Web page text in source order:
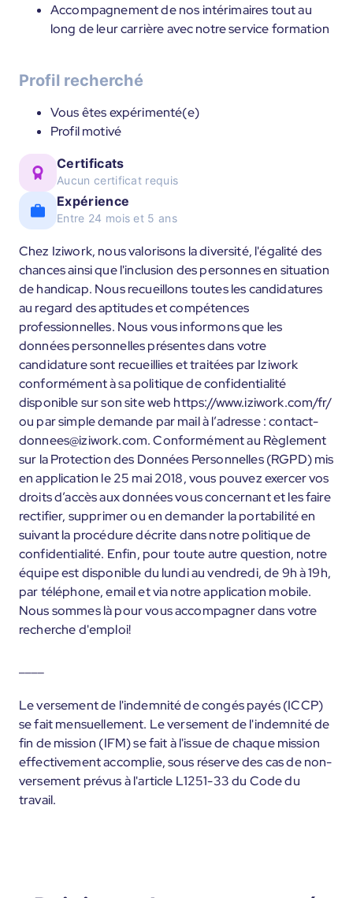
Accompagnement de nos intérimaires tout au
long de leur carrière avec notre service formation
Profil recherché
Vous êtes expérimenté(e)
Profil motivé
Certificats
Aucun certificat requis
Expérience
Entre 24 mois et 5 ans
Chez Iziwork, nous valorisons la diversité, l'égalité des
chances ainsi que l'inclusion des personnes en situation
de handicap. Nous recueillons toutes les candidatures
au regard des aptitudes et compétences
professionnelles. Nous vous informons que les
données personnelles présentes dans votre
candidature sont recueillies et traitées par Iziwork
conformément à sa politique de confidentialité
disponible sur son site web https://www.iziwork.com/fr/
ou par simple demande par mail à l’adresse : contact-
donnees@iziwork.com. Conformément au Règlement
sur la Protection des Données Personnelles (RGPD) mis
en application le 25 mai 2018, vous pouvez exercer vos
droits d’accès aux données vous concernant et les faire
rectifier, supprimer ou en demander la portabilité en
suivant la procédure décrite dans notre politique de
confidentialité. Enfin, pour toute autre question, notre
équipe est disponible du lundi au vendredi, de 9h à 19h,
par téléphone, email et via notre application mobile.
Nous sommes là pour vous accompagner dans votre
recherche d'emploi!
Le versement de l'indemnité de congés payés (ICCP)
se fait mensuellement. Le versement de l'indemnité de
fin de mission (IFM) se fait à l'issue de chaque mission
effectivement accomplie, sous réserve des cas de non-
versement prévus à l'article L1251-33 du Code du
travail.